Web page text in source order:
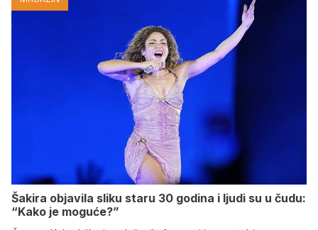
Šakira objavila sliku staru 30 godina i ljudi su u čudu:
“Kako je moguće?”